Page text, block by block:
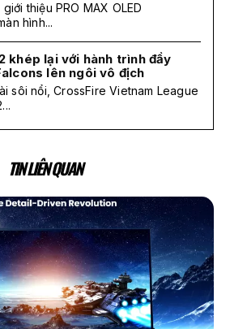
thiệu PRO MAX OLED
hình...
khép lại với hành trình đầy
lên ngôi vô địch
sôi nổi, CrossFire Vietnam League
TIN LIÊN QUAN